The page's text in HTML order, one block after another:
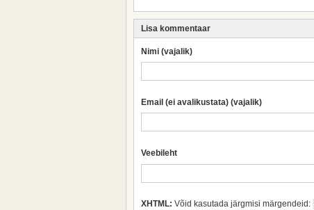
Lisa kommentaar
Nimi (vajalik)
Email (ei avalikustata) (vajalik)
Veebileht
XHTML: Võid kasutada järgmisi märgendeid: